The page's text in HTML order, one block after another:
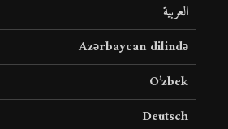
العربية
Azərbaycan dilində
O’zbek
Deutsch